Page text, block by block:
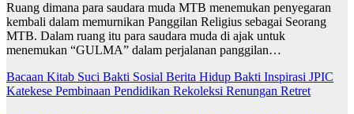
Ruang dimana para saudara muda MTB menemukan penyegaran
kembali dalam memurnikan Panggilan Religius sebagai Seorang
MTB. Dalam ruang itu para saudara muda di ajak untuk
menemukan “GULMA” dalam perjalanan panggilan…
Bacaan Kitab Suci Bakti Sosial Berita Hidup Bakti Inspirasi JPIC
Katekese Pembinaan Pendidikan Rekoleksi Renungan Retret